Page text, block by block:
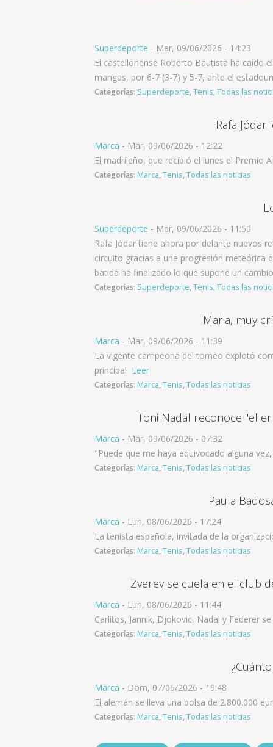
Superdeporte - Mar, 09/06/2026 - 14:23
El castellonense Roberto Bautista ha caído
mangas, por 6-7 (3-7) y 5-7, ante el
Categorías: Superdeporte, Tenis, Todas las
Rafa
Marca - Mar, 09/06/2026 - 12:22
El madrileño, que recibió el lunes el Premio
Categorías: Marca, Tenis, Todas las noticias
Superdeporte - Mar, 09/06/2026 - 11:50
Rafa Jódar tiene ahora por delante nuevos
circuito gracias a una progresión meteórica
batida ha finalizado lo que supone un
Categorías: Superdeporte, Tenis, Todas las
Maria, muy
Marca - Mar, 09/06/2026 - 11:39
La vigente campeona del torneo explotó
principal Leer
Categorías: Marca, Tenis, Todas las noticias
Toni Nadal reconoce "el
Marca - Mar, 09/06/2026 - 07:32
"Puede que me haya equivocado alguna
Categorías: Marca, Tenis, Todas las noticias
Paula
Marca - Lun, 08/06/2026 - 17:24
La tenista española, invitada de la
Categorías: Marca, Tenis, Todas las noticias
Zverev se cuela en el club
Marca - Lun, 08/06/2026 - 11:44
Carlitos, Jannik, Djokovic, Nadal y Federer
Categorías: Marca, Tenis, Todas las noticias
Marca - Dom, 07/06/2026 - 19:48
El alemán se lleva una bolsa de 2.800.000
Categorías: Marca, Tenis, Todas las noticias